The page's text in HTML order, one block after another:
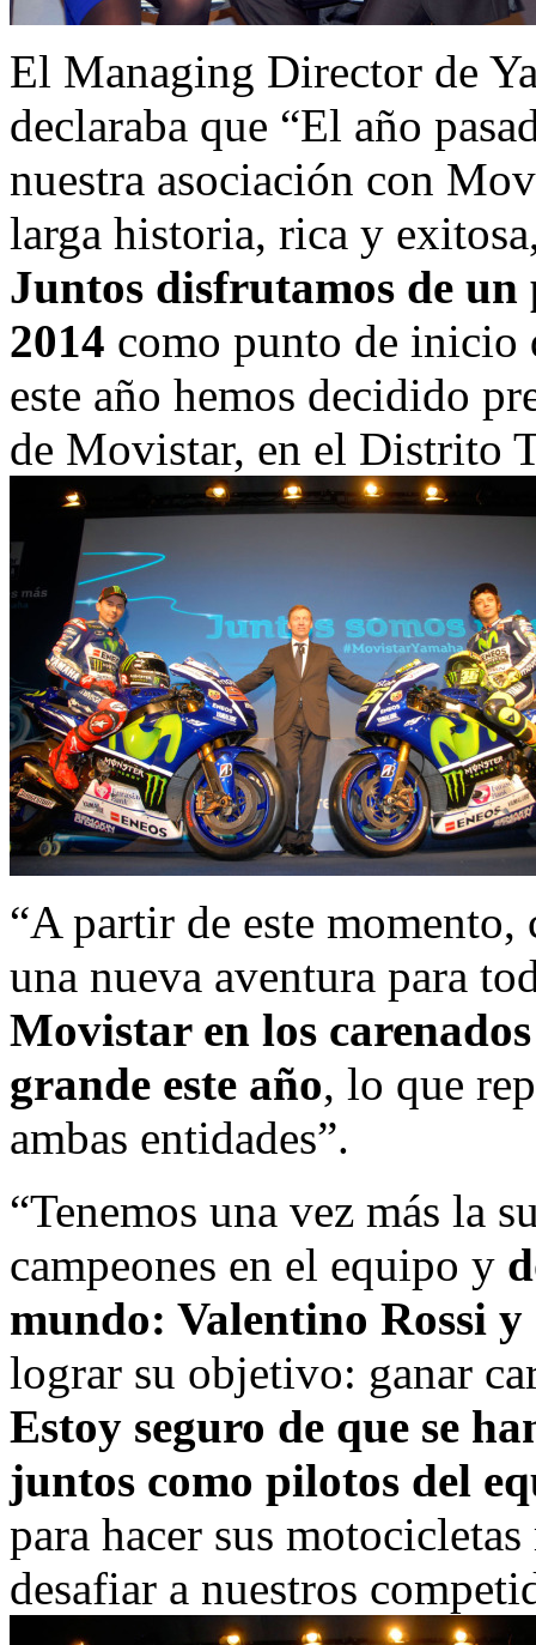
El Managing Director de
declaraba que “El año
nuestra asociación con
larga historia, rica y
Juntos disfrutamos de
2014 como punto de inicio
este año hemos decidido
de Movistar, en el Distrito
“A partir de este
una nueva aventura para
Movistar en los
grande este año, lo que
ambas entidades”.
“Tenemos una vez más la
campeones en el equipo y
mundo: Valentino Rossi
lograr su objetivo: ganar
Estoy seguro de que se
juntos como pilotos del
para hacer sus
desafiar a nuestros